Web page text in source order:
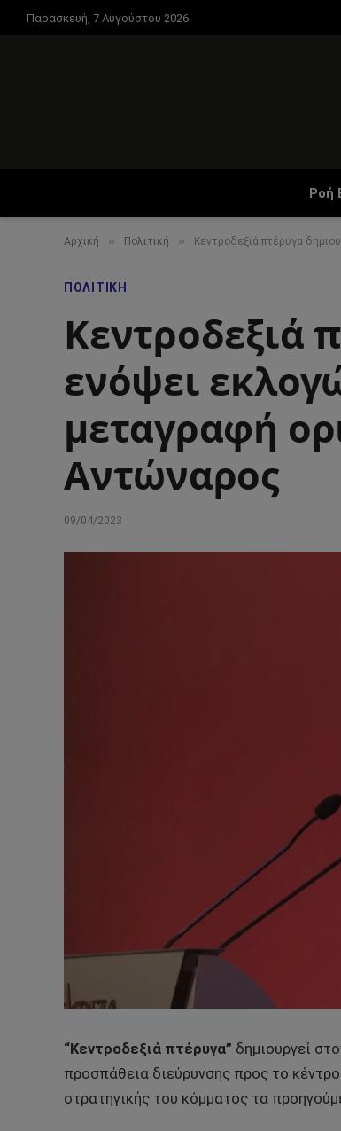
Παρασκευή, 7 Αυγούστου 2026
Ροή
Αρχική » Πολιτική » Κεντροδεξιά πτέρυγα
ΠΟΛΙΤΙΚΉ
Κεντροδεξιά
ενόψει
μεταγραφή
Αντώναρος
09/04/2023
“Κεντροδεξιά πτέρυγα” δημιουργεί
προσπάθεια διεύρυνσης προς το
στρατηγικής του κόμματος τα